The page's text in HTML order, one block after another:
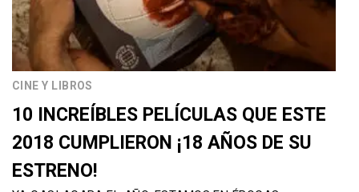
CINE Y LIBROS
10 INCREÍBLES PELÍCULAS QUE ESTE
2018 CUMPLIERON ¡18 AÑOS DE SU
ESTRENO!